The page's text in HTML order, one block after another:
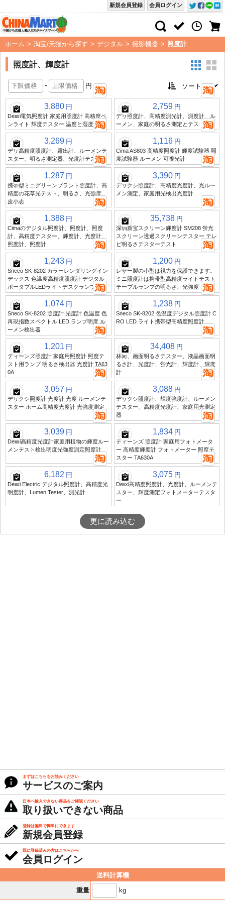
会員ログイン
新規会員登録
ホーム > 淘宝/天猫から探す > デジタル > 撮影機器 > 照度計
照度計、輝度計
- 円
3,880 円
Delixi電気照度計 家庭用照度計 高精度ペ
ンライト 輝度テスター 温度と湿度測定
2,759 円
デリ照度計、高精度測光計、測度計、ル
ーメン、家庭の明るさ測定とテスト
3,269 円
デリ高精度照度計、露出計、ルーメンテ
スター、明るさ測定器、光度計テスター
1,116 円
Cima AS803 高精度照度計 輝度試験器 照
度試験器 ルーメン 可視光計
1,287 円
携帯型ミニグリーンプラント照度計、高
精度の花草光テスト、明るさ、光強度、
皮小志
3,390 円
デリクシ照度計、高精度光度計、光ルー
メン測定、家庭用光検出光度計
1,388 円
Cimaのデジタル照度計、照度計、照度
計、高精度テスター、輝度計、光度計、
照度計、照度計
35,738 円
深圳新宝スクリーン輝度計 SM208 蛍光
スクリーン透過スクリーンテスター テレ
ビ明るさテスターテスト
1,243 円
Sneco SK-8202 カラーレンダリングイン
デックス 色温度高精度照度計 デジタル
ポータブルLEDライトデスクランプ
1,200 円
レザー製の小型は視力を保護できます。
ミニ照度計は携帯型高精度ライトテスト
テーブルランプの明るさ、光強度
1,074 円
Sneco SK-8202 照度計 光度計 色温度 色
再現指数スペクトル LED ランプ明度 ル
ーメン検出器
1,238 円
Sneco SK-8202 色温度デジタル照度計 C
RO LED ライト携帯型高精度照度計
1,201 円
ティーンズ照度計 家庭用照度計 照度テ
スト用ランプ 明るさ検出器 光度計 TA63
0A
34,408 円
林尚、画面明るさテスター、液晶画面明
るさ計、光度計、蛍光計、輝度計、輝度
計
3,057 円
デリクシ照度計 光度計 光度 ルーメンテ
スター ホーム高精度光度計 光強度測定
3,088 円
デリクシ照度計、輝度強度計、ルーメン
テスター、高精度光度計、家庭用光測定
器
3,039 円
Delixi高精度光度計家庭用植物の輝度ルー
メンテスト検出明度光強度測定照度計
1,834 円
ティーンズ 照度計 家庭用フォトメータ
ー 高精度輝度計 フォトメーター 照度テ
スター TA630A
6,182 円
Delixi Electric デジタル照度計、高精度光
明度計、Lumen Tester、測光計
3,075 円
Delixi高精度照度計、光度計、ルーメンテ
スター、輝度測定フォトメーターテスタ
ー
更に読み込む
まずはこちらをお読みください
サービスのご案内
日本へ輸入できない商品をご確認ください
取り扱いできない商品
登録は無料で簡単にできます
新規会員登録
既に登録済みの方はこちらから
会員ログイン
送料計算機
重量
kg